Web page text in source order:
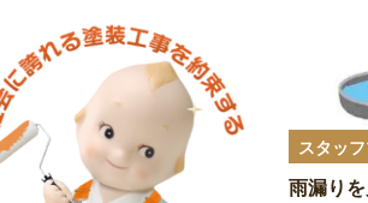
スタッ
雨漏り